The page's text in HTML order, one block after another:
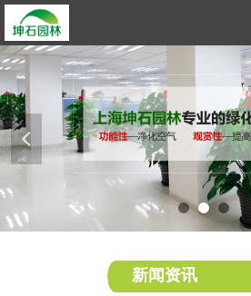
新闻资讯
넳